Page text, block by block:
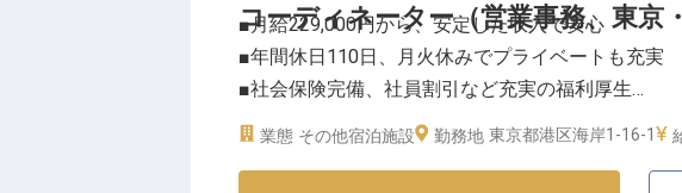
コーディネーター（営業事務、東京
■月給229,000円から、安定した収入で安心
■年間休日110日、月火休みでプライベートも充実
■社会保険完備、社員割引など充実の福利厚生
■勤続報奨制度で海外研修旅行のチャンスも
業態 その他宿泊施設 勤務地 東京都港区海岸1-16-1